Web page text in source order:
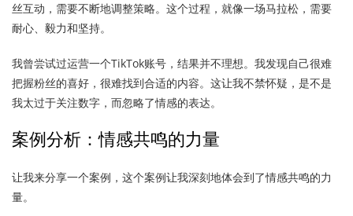
丝互动，需要不断地调整策略。这个过程，就像一场马拉松，需要
耐心、毅力和坚持。
我曾尝试过运营一个TikTok账号，结果并不理想。我发现自己很难
把握粉丝的喜好，很难找到合适的内容。这让我不禁怀疑，是不是
我太过于关注数字，而忽略了情感的表达。
案例分析：情感共鸣的力量
让我来分享一个案例，这个案例让我深刻地体会到了情感共鸣的力
量。